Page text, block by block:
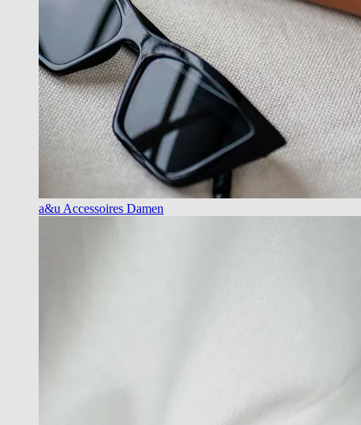
a&u Accessoires Damen